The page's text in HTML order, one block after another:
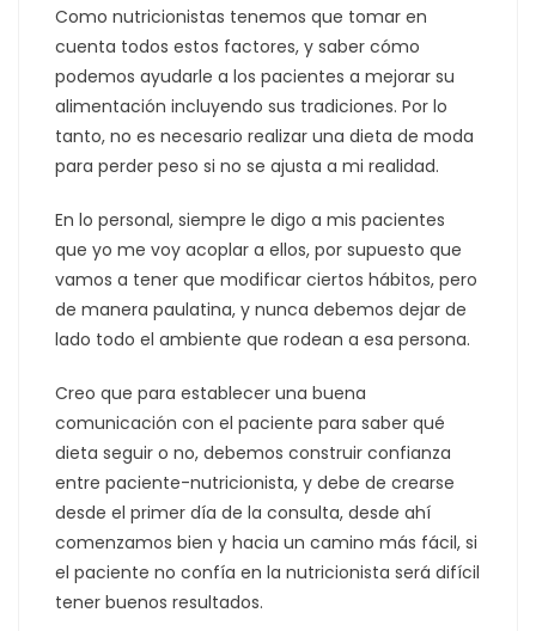
Como nutricionistas tenemos que tomar en
cuenta todos estos factores, y saber cómo
podemos ayudarle a los pacientes a mejorar su
alimentación incluyendo sus tradiciones. Por lo
tanto, no es necesario realizar una dieta de moda
para perder peso si no se ajusta a mi realidad.
En lo personal, siempre le digo a mis pacientes
que yo me voy acoplar a ellos, por supuesto que
vamos a tener que modificar ciertos hábitos, pero
de manera paulatina, y nunca debemos dejar de
lado todo el ambiente que rodean a esa persona.
Creo que para establecer una buena
comunicación con el paciente para saber qué
dieta seguir o no, debemos construir confianza
entre paciente-nutricionista, y debe de crearse
desde el primer día de la consulta, desde ahí
comenzamos bien y hacia un camino más fácil, si
el paciente no confía en la nutricionista será difícil
tener buenos resultados.